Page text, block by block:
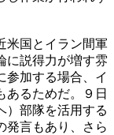
米国とイラン間軍
に説得力が増す雰
参加する場合、イ
あるためだ。９日
）部隊を活用する
発言もあり、さら